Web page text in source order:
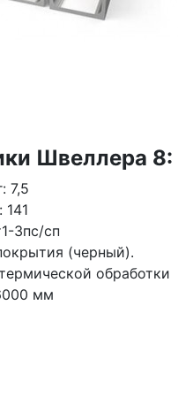
Швеллера 8:
7,5
3пс/сп
(черный).
обработки
мм